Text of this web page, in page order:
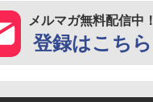
メルマガ無料配信中！
登録はこちら